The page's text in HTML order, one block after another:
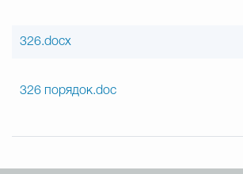
326.docx
326 порядок.doc